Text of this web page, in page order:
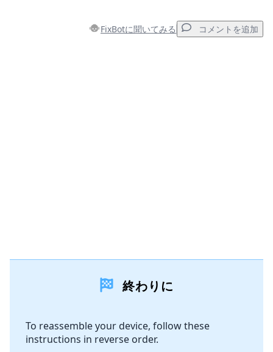
FixBotに聞いてみる コメントを追加
終わりに
To reassemble your device, follow these
instructions in reverse order.